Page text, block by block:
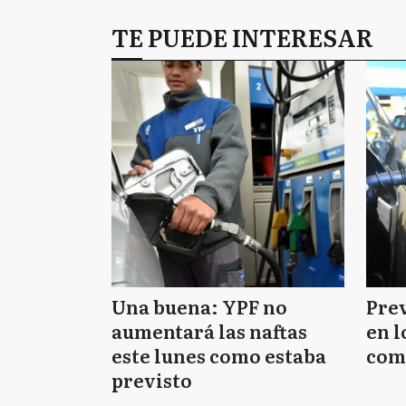
TE PUEDE INTERESAR
Una buena: YPF no
aumentará las naftas
este lunes como estaba
previsto
en